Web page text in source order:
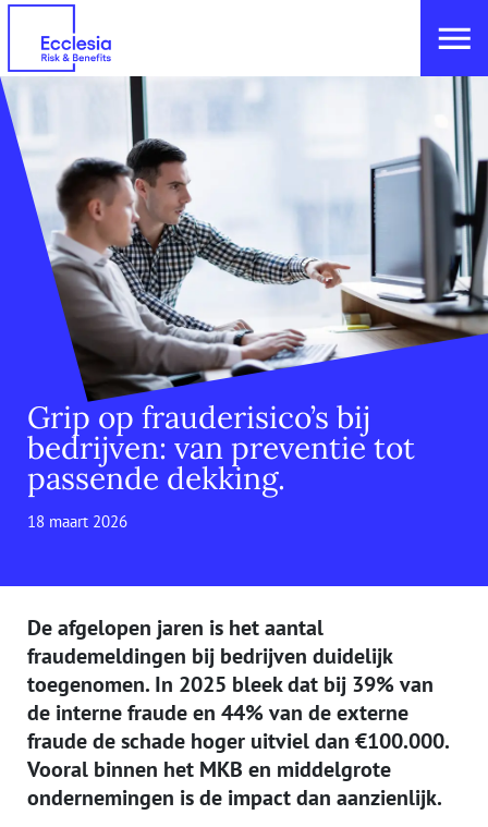
Grip op frauderisico’s bij
bedrijven: van preventie tot
passende dekking.
18 maart 2026
De afgelopen jaren is het aantal
fraudemeldingen bij bedrijven duidelijk
toegenomen. In 2025 bleek dat bij 39% van
de interne fraude en 44% van de externe
fraude de schade hoger uitviel dan €100.000.
Vooral binnen het MKB en middelgrote
ondernemingen is de impact dan aanzienlijk.